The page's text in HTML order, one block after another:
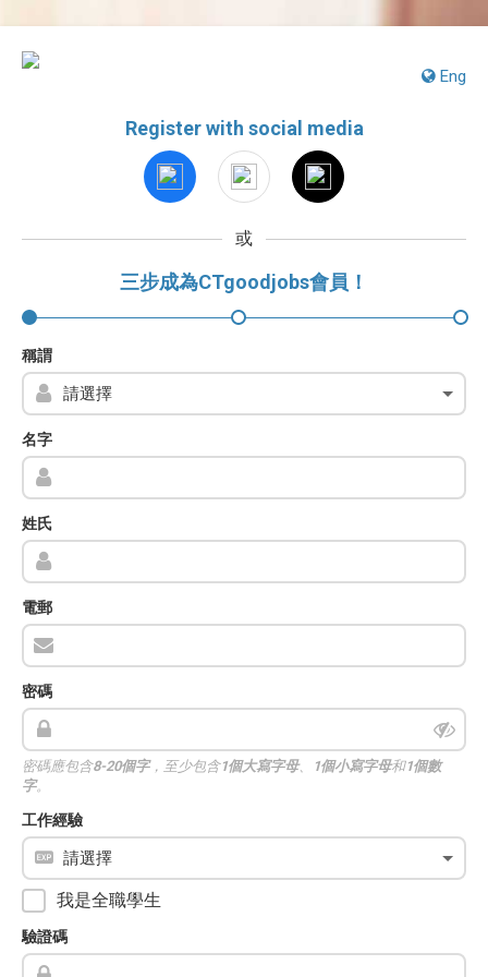
Eng
Register with social media
或
三步成為CTgoodjobs會員！
稱謂
名字
姓氏
電郵
密碼
密碼應包含8-20個字，至少包含1個大寫字母、 1個小寫字母和1個數
字。
工作經驗
我是全職學生
驗證碼